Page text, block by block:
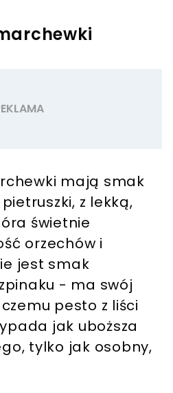
mają smak
z lekką,
świetnie
orzechów i
jest smak
- ma swój
pesto z liści
jak uboższa
tylko jak osobny,